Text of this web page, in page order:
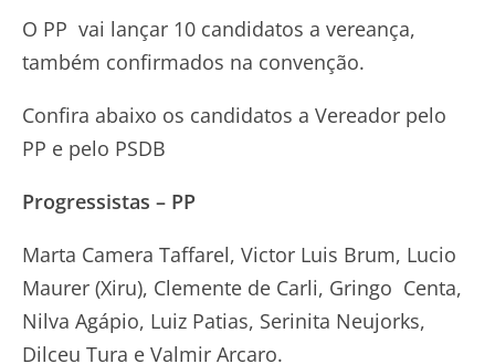
O PP vai lançar 10 candidatos a vereança,
também confirmados na convenção.
Confira abaixo os candidatos a Vereador pelo
PP e pelo PSDB
Progressistas – PP
Marta Camera Taffarel, Victor Luis Brum, Lucio
Maurer (Xiru), Clemente de Carli, Gringo Centa,
Nilva Agápio, Luiz Patias, Serinita Neujorks,
Dilceu Tura e Valmir Arcaro.